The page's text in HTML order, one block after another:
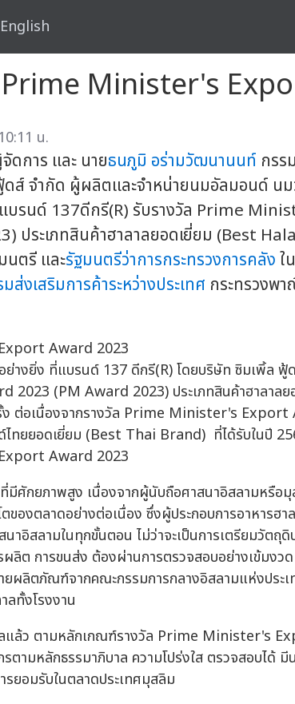
English
Prime Minister's
น.
ดการ และ นายธนภูมิ อร่ามวัฒนานนท์ กรร
ส์ จำกัด ผู้ผลิตและจำหน่ายนมอัลมอนด์ น
บรนด์ 137ดีกรี(R) รับรางวัล Prime
ระเภทสินค้าฮาลาลยอดเยี่ยม (Best
นตรี และรัฐมนตรีว่าการกระทรวงการคลังใ
ส่งเสริมการค้าระหว่างประเทศ กระทรวงพ
ย่างยิ่ง ที่แบรนด์ 137 ดีกรี(R) โดยบริษัท ซิมเพิ้ล ฟู้
(PM Award 2023) ประเภทสินค้าฮาลาลย
ง ต่อเนื่องจากรางวัล Prime Minister's
ทยยอดเยี่ยม (Best Thai Brand) ที่ได้รับในปี
ศักยภาพสูง เนื่องจากผู้นับถือศาสนาอิสลามหรือมุ
ของตลาดอย่างต่อเนื่อง ซึ่งผู้ประกอบการอาหารฮา
อิสลามในทุกขั้นตอน ไม่ว่าจะเป็นการเตรียมวัตถุ
ผลิต การขนส่ง ต้องผ่านการตรวจสอบอย่างเข้มง
ผลิตภัณฑ์จากคณะกรรมการกลางอิสลามแห่งประเ
ลทั้งโรงงาน
ลแล้ว ตามหลักเกณฑ์รางวัล Prime Minister's
มหลักธรรมาภิบาล ความโปร่งใส ตรวจสอบได้ มี
ยอมรับในตลาดประเทศมุสลิม